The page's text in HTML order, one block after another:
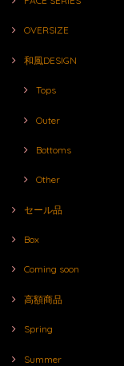
OVERSIZE
和風DESIGN
Tops
Outer
Bottoms
Other
セール品
Box
Coming soon
高額商品
Spring
Summer